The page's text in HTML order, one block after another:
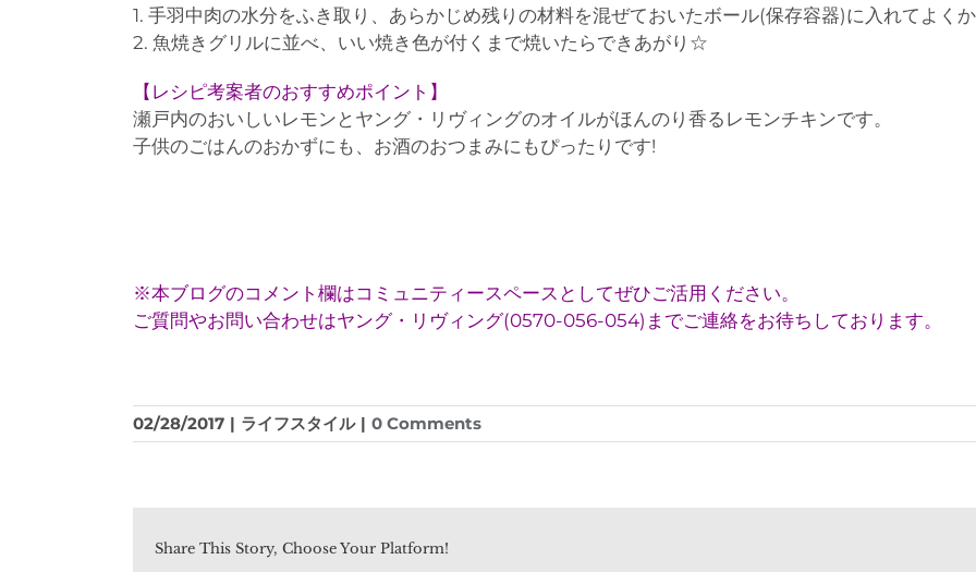
1. 手羽中肉の水分をふき取り、あらかじめ残りの材料を混ぜておいたボール(保存容器)に入れてよくか
2. 魚焼きグリルに並べ、いい焼き色が付くまで焼いたらできあがり☆
【レシピ考案者のおすすめポイント】
瀬戸内のおいしいレモンとヤング・リヴィングのオイルがほんのり香るレモンチキンです。
子供のごはんのおかずにも、お酒のおつまみにもぴったりです!
※本ブログのコメント欄はコミュニティースペースとしてぜひご活用ください。
ご質問やお問い合わせはヤング・リヴィング(0570-056-054)までご連絡をお待ちしております。
02/28/2017 | ライフスタイル | 0 Comments
Share This Story, Choose Your Platform!